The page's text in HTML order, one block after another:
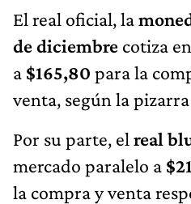
El real oficial, la
de diciembre cotiza
a $165,80 para la
venta, según la
Por su parte, el real
mercado paralelo a
la compra y venta